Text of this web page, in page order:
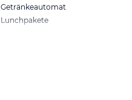
Getränkeautomat
Lunchpakete